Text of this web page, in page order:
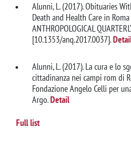
Alunni, L. (2017). Obituaries
Death and Health Care in
ANTHROPOLOGICAL
[10.1353/anq.2017.0037].
Alunni, L. (2017). La cura e lo
cittadinanza nei campi rom di
Fondazione Angelo Celli per
Argo.Detail
Full list